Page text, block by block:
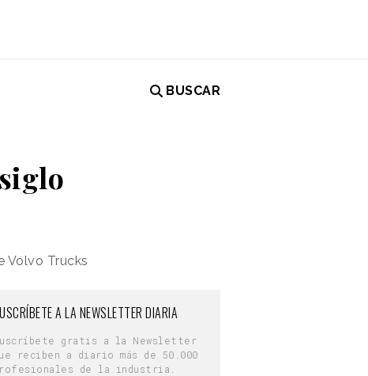
BUSCAR
Volvo Trucks
A LA NEWSLETTER DIARIA
gratis a la Newsletter
reciben a diario más de 50.000
de la industria.